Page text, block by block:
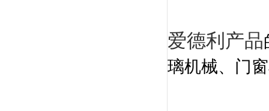
爱德利产品
璃机械、门